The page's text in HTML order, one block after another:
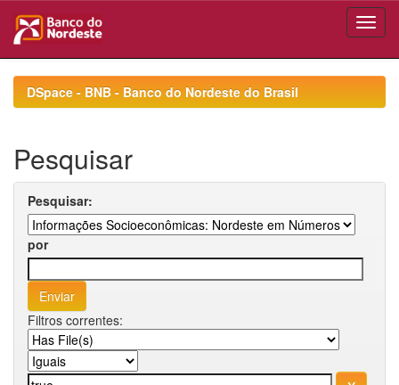
navigationDSpace - BNB - Banco do Nordeste do Brasil
Pesquisar
Pesquisar:
por
Filtros correntes: